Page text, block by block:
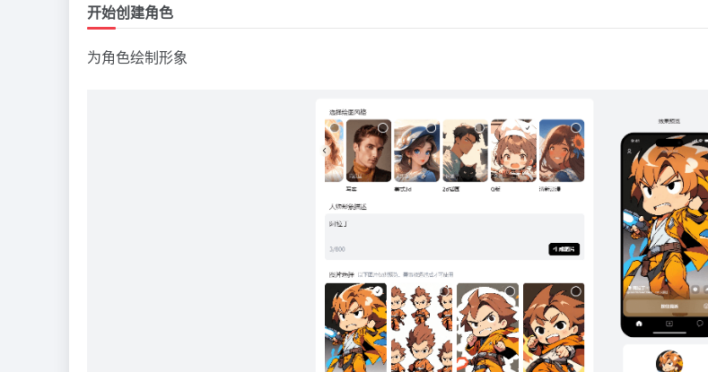
开始创建角色
为角色绘制形象